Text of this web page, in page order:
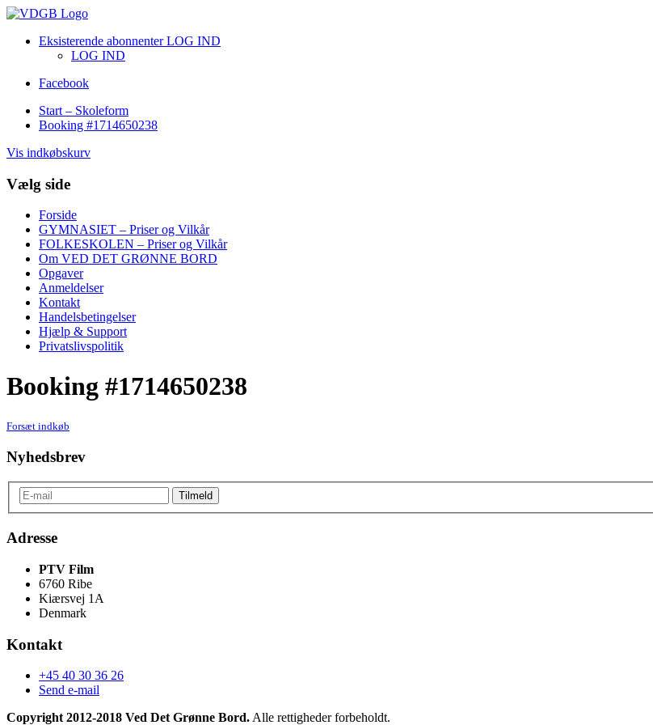
Eksisterende abonnenter LOG IND
LOG IND
Facebook
Start – Skoleform
Booking #1714650238
Vis indkøbskurv
Vælg side
Forside
GYMNASIET – Priser og Vilkår
FOLKESKOLEN – Priser og Vilkår
Om VED DET GRØNNE BORD
Opgaver
Anmeldelser
Kontakt
Handelsbetingelser
Hjælp & Support
Privatslivspolitik
Booking #1714650238
Forsæt indkøb
Nyhedsbrev
Adresse
PTV Film
6760 Ribe
Kiærsvej 1A
Denmark
Kontakt
+45 40 30 36 26
Send e-mail
Copyright 2012-2018 Ved Det Grønne Bord. Alle rettigheder forbeholdt.